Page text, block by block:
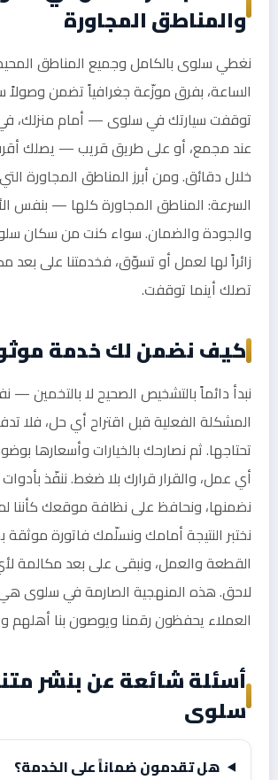
والمناطق المجاورة
نغطي سلوى بالكامل وجميع المناطق
الساعة، بفرق موزّعة جغرافياً تضمن وصولاً
توقفت سيارتك في سلوى — أمام منزلك،
عند مجمع، أو على طريق قريب — يصلك
خلال دقائق. ومن أبرز المناطق المجاورة
السرعة: المناطق المجاورة كلها — بنفس
والجودة والضمان. سواء كنت من سكان
زائراً لها لعمل أو تسوّق، فخدمتنا على بعد
تصلك أينما توقفت.
كيف نضمن لك خدمة
نبدأ دائماً بالتشخيص الصحيح لا بالتخمين
المشكلة الفعلية قبل اقتراح أي حل، فلا
تحتاجها. ثم نصارحك بالخيارات وأسعارها
أي عمل، والقرار قرارك بلا ضغط. ننفّذ
نضمنها، ونحافظ على نظافة موقعك كأننا
نختبر النتيجة أمامك ونسلّمك فاتورة
القطعة والعمل، ونبقى على بعد مكالمة
لاحق. هذه المنهجية الصارمة في سلوى
العملاء يحفظون رقمنا ويوصون بنا
أسئلة شائعة عن بنشر
سلوى
هل تقدمون ضماناً على الخدمة؟